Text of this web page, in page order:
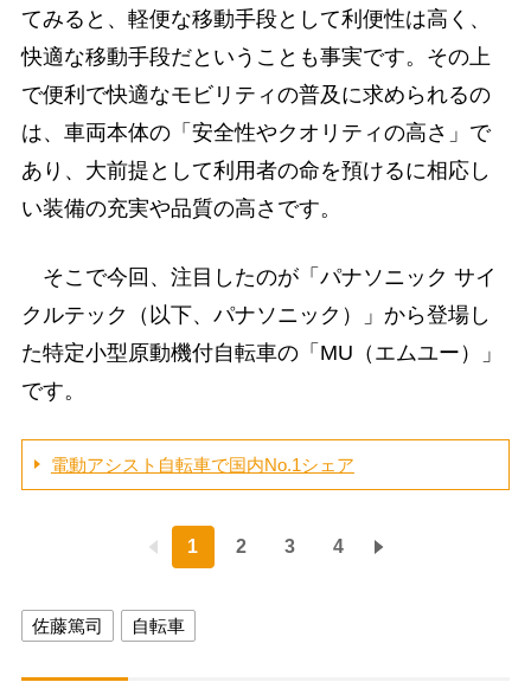
てみると、軽便な移動手段として利便性は高く、
快適な移動手段だということも事実です。その上
で便利で快適なモビリティの普及に求められるの
は、車両本体の「安全性やクオリティの高さ」で
あり、大前提として利用者の命を預けるに相応し
い装備の充実や品質の高さです。
そこで今回、注目したのが「パナソニック サイ
クルテック（以下、パナソニック）」から登場し
た特定小型原動機付自転車の「MU（エムユー）」
です。
電動アシスト自転車で国内No.1シェア
1 2 3 4
佐藤篤司 自転車